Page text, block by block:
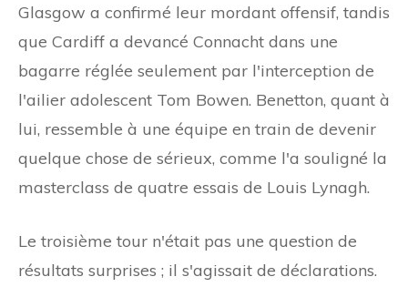
Glasgow a confirmé leur mordant offensif, tandis
que Cardiff a devancé Connacht dans une
bagarre réglée seulement par l'interception de
l'ailier adolescent Tom Bowen. Benetton, quant à
lui, ressemble à une équipe en train de devenir
quelque chose de sérieux, comme l'a souligné la
masterclass de quatre essais de Louis Lynagh.
Le troisième tour n'était pas une question de
résultats surprises ; il s'agissait de déclarations.